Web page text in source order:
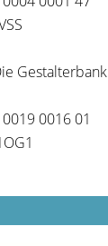
Gestalterbank
0016 01